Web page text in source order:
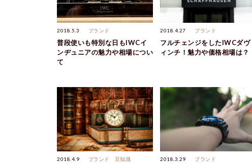
2018.5.3 ブランド
普段使いも特別な日もIWCイ
ンヂュニアの魅力や相場につい
て
2018.4.27 ブランド
フルチェンジをしたIWCダヴ
ィンチ！魅力や価格相場は？
2018.4.9 ブランド 豆知識 2018.3.29 ブランド